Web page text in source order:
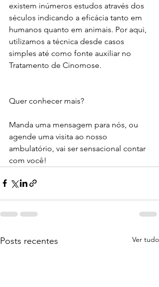
existem inúmeros estudos através dos
séculos indicando a eficácia tanto em
humanos quanto em animais. Por aqui,
utilizamos a técnica desde casos
simples até como fonte auxiliar no
Tratamento de Cinomose.
Quer conhecer mais?
Manda uma mensagem para nós, ou
agende uma visita ao nosso
ambulatório, vai ser sensacional contar
com você!
Posts recentes Ver tudo